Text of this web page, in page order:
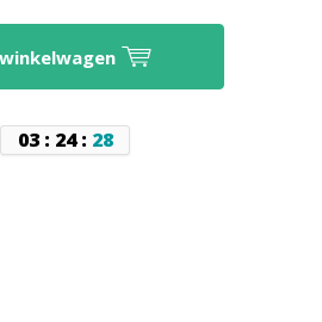
03: 24: 27